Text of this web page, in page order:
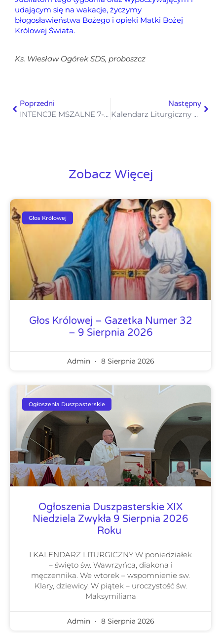
udającym się na wakacje, życzymy
błogosławieństwa Bożego i opieki Matki Bożej
Królowej Świata.
Ks. Wiesław Ogórek SDS, proboszcz
Poprzedni
INTENCJE MSZALNE 7-13.07.2025
Następny
Kalendarz Liturgiczny 07-12.07.2025
Zobacz Więcej
Głos Królowej
Głos Królowej – Gazetka Numer 32
– 9 Sierpnia 2026
Admin 8 Sierpnia 2026
Ogłoszenia Duszpasterskie
Ogłoszenia Duszpasterskie XIX
Niedziela Zwykła 9 Sierpnia 2026
Roku
I KALENDARZ LITURGICZNY W poniedziałek
– święto św. Wawrzyńca, diakona i
męczennika. We wtorek – wspomnienie sw.
Klary, dziewicy. W piątek – uroczystość św.
Maksymiliana
Admin 8 Sierpnia 2026